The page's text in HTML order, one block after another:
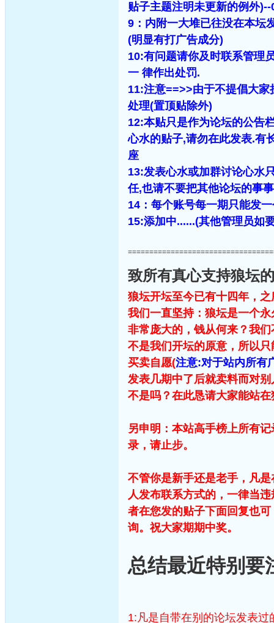
贴子主题注明未更新的例外
9：内附一大堆已往没在本坛
(明显有打广告成分)
10:有问题请你及时联系管理
一 律作出处罚.
11:注意==>>由于不提倡大
处理(置顶贴除外)
12:本贴只是作为论坛的公告
心水的贴子,请勿在此发表.有
座
13:发表心水或加群讨论心水
任,也请不要把其他论坛的事
14：每个账号每一期只能发
15:添加中......(其他管理员如
致所有真心支持狼坛
狼坛开坛至今已有十四年，
我们一直坚持：狼坛是一个
非常庞大的，钱从何来？我
不是我们开坛的原意，所以
买卖自愿(注意:对于站内所有
发表几期中了后就卖料而对
不是吗？在此恳请大家能站
另申明：本站高手榜上所有
录，请止步。
不管你是新手还是老手，凡
人发布联系方式的，一律当
者在您发的贴子下面回复也
询。祝大家期期中奖。
总结最近特别要
1:凡是自带在别的论坛发表